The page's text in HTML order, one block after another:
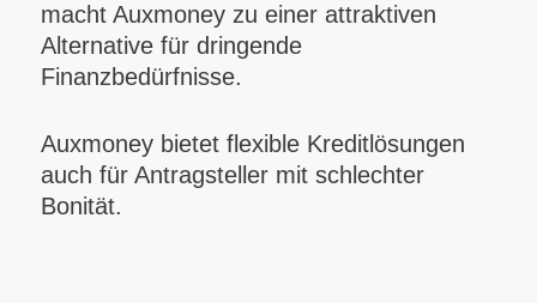
macht Auxmoney zu einer attraktiven
Alternative für dringende
Finanzbedürfnisse.
Auxmoney bietet flexible Kreditlösungen
auch für Antragsteller mit schlechter
Bonität.